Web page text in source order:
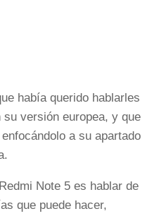
había querido hablarles
versión europea, y que
a su apartado
Note 5 es hablar de
que puede hacer,